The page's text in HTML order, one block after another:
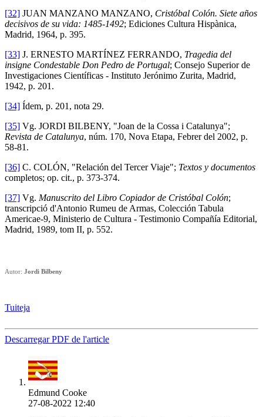
[32] JUAN MANZANO MANZANO, Cristóbal Colón. Siete años
decisivos de su vida: 1485-1492; Ediciones Cultura Hispànica,
Madrid, 1964, p. 395.
[33] J. ERNESTO MARTÍNEZ FERRANDO, Tragedia del
insigne Condestable Don Pedro de Portugal; Consejo Superior de
Investigaciones Científicas - Instituto Jerónimo Zurita, Madrid,
1942, p. 201.
[34] Ídem, p. 201, nota 29.
[35] Vg. JORDI BILBENY, "Joan de la Cossa i Catalunya";
Revista de Catalunya, núm. 170, Nova Etapa, Febrer del 2002, p.
58-81.
[36] C. COLÓN, "Relación del Tercer Viaje"; Textos y documentos
completos; op. cit., p. 373-374.
[37] Vg. Manuscrito del Libro Copiador de Cristóbal Colón;
transcripció d'Antonio Rumeu de Armas, Colección Tabula
Americae-9, Ministerio de Cultura - Testimonio Compañía Editorial,
Madrid, 1989, tom II, p. 552.
Autor: Jordi Bilbeny
Tuiteja
Descarregar PDF de l'article
Edmund Cooke
27-08-2022 12:40